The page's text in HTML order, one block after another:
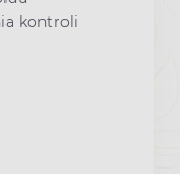
kontroli